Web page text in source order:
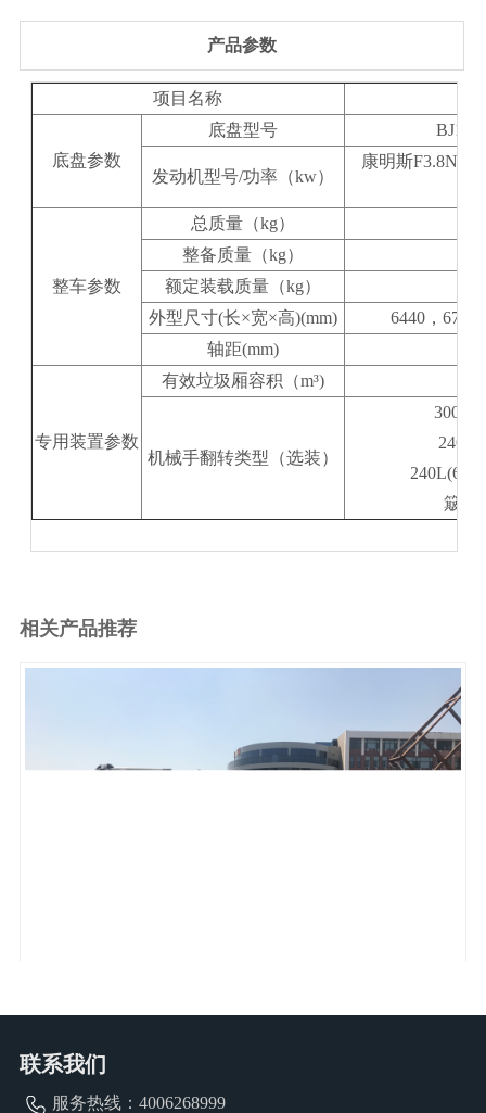
产品参数
项目名称
底盘参数
底盘型号
发动机型号/功率（kw）
康明斯
整车参数
总质量（kg）
整备质量（kg）
额定装载质量（kg）
外型尺寸(长×宽×高)(mm)
6440，6740
轴距(mm)
专用装置参数
有效垃圾厢容积（m³)
机械手翻转类型（选装）
300L
24OL
簸箕
相关产品推荐
车厢可卸式垃圾车QDT5250ZXXC6
联系我们
服务热线： 4006268999